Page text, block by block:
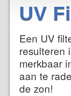
UV
Een UV
resulteren
merkbaar
aan te
de zon!